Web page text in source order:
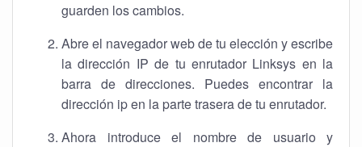
guarden los cambios.
Abre el navegador web de tu elección y escribe
la dirección IP de tu enrutador Linksys en la
barra de direcciones. Puedes encontrar la
dirección ip en la parte trasera de tu enrutador.
Ahora introduce el nombre de usuario y